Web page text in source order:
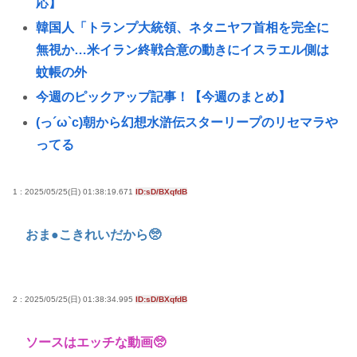
応】
韓国人「トランプ大統領、ネタニヤフ首相を完全に
無視か…米イラン終戦合意の動きにイスラエル側は
蚊帳の外
今週のピックアップ記事！【今週のまとめ】
(っ´ω`c)朝から幻想水滸伝スターリープのリセマラや
ってる
追放すべき！」レッドデビルズが強硬声明、その背
イナゴライダーとかいう今の35歳~40歳くらいの男し
女子高生被害のクマスプレー誤射事件。引率教員が
1 : 2025/05/25(日) 01:38:19.671 ID:sD/BXqfdB
おま●こきれいだから🥺
2 : 2025/05/25(日) 01:38:34.995 ID:sD/BXqfdB
ソースはエッチな動画🥺